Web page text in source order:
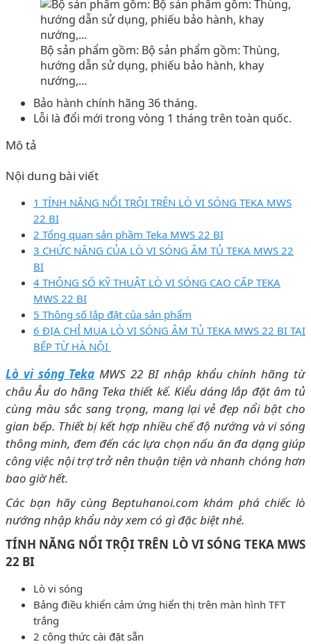
Bộ sản phẩm gồm: Bộ sản phẩm gồm: Thùng,
hướng dẫn sử dụng, phiếu bảo hành, khay
nướng,...
Bảo hành chính hãng 36 tháng.
Lỗi là đổi mới trong vòng 1 tháng trên toàn quốc.
Mô tả
Nội dung bài viết
1 TÍNH NĂNG NỔI TRỘI TRÊN LÒ VI SÓNG TEKA MWS
22 BI
2 Tổng quan sản phầm Teka MWS 22 BI
3 CHỨC NĂNG CỦA LÒ VI SÓNG ÂM TỦ TEKA MWS 22
BI
4 THÔNG SỐ KỸ THUẬT LÒ VI SÓNG CAO CẤP TEKA
MWS 22 BI
5 Thông số lắp đặt của sản phẩm
6 ĐỊA CHỈ MUA LÒ VI SÓNG ÂM TỦ TEKA MWS 22 BI TẠI
BẾP TỪ HÀ NỘI
Lò vi sóng Teka MWS 22 BI nhập khẩu chính hãng từ
châu Âu do hãng Teka thiết kế. Kiểu dáng lắp đặt âm tủ
cùng màu sắc sang trọng, mang lại vẻ đẹp nổi bật cho
gian bếp. Thiết bị kết hợp nhiều chế độ nướng và vi sóng
thông minh, đem đến các lựa chọn nấu ăn đa dạng giúp
công việc nội trợ trở nên thuận tiện và nhanh chóng hơn
bao giờ hết.
Các bạn hãy cùng Beptuhanoi.com khám phá chiếc lò
nướng nhập khẩu này xem có gì đặc biệt nhé.
TÍNH NĂNG NỔI TRỘI TRÊN LÒ VI SÓNG TEKA MWS
22 BI
Lò vi sóng
Bảng điều khiển cảm ứng hiển thị trên màn hình TFT
trắng
2 công thức cài đặt sẵn